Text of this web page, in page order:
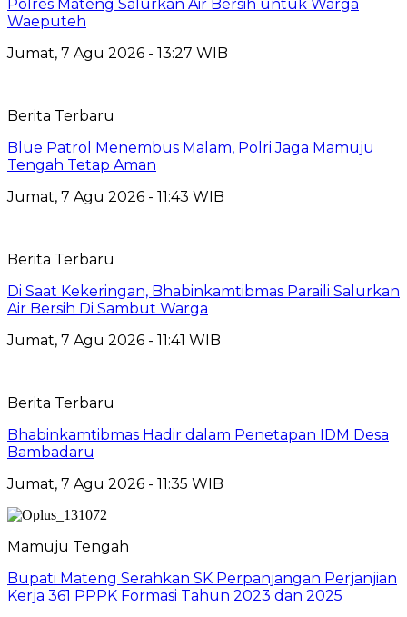
Polres Mateng Salurkan Air Bersih untuk Warga
Waeputeh
Jumat, 7 Agu 2026 - 13:27 WIB
Berita Terbaru
Blue Patrol Menembus Malam, Polri Jaga Mamuju
Tengah Tetap Aman
Jumat, 7 Agu 2026 - 11:43 WIB
Berita Terbaru
Di Saat Kekeringan, Bhabinkamtibmas Paraili Salurkan
Air Bersih Di Sambut Warga
Jumat, 7 Agu 2026 - 11:41 WIB
Berita Terbaru
Bhabinkamtibmas Hadir dalam Penetapan IDM Desa
Bambadaru
Jumat, 7 Agu 2026 - 11:35 WIB
Mamuju Tengah
Bupati Mateng Serahkan SK Perpanjangan Perjanjian
Kerja 361 PPPK Formasi Tahun 2023 dan 2025